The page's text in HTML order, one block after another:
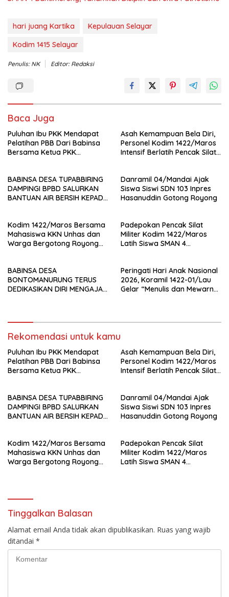
hari juang Kartika
Kepulauan Selayar
Kodim 1415 Selayar
Penulis: NK Editor: Redaksi
Baca Juga
Puluhan Ibu PKK Mendapat
Pelatihan PBB Dari Babinsa
Bersama Ketua PKK
Asah Kemampuan Bela Diri,
Personel Kodim 1422/Maros
Intensif Berlatih Pencak Silat
BABINSA DESA TUPABBIRING
DAMPINGI BPBD SALURKAN
BANTUAN AIR BERSIH KEPADA
Danramil 04/Mandai Ajak
Siswa Siswi SDN 103 Inpres
Hasanuddin Gotong Royong
Kodim 1422/Maros Bersama
Mahasiswa KKN Unhas dan
Warga Bergotong Royong
Padepokan Pencak Silat
Militer Kodim 1422/Maros
Latih Siswa SMAN 4
BABINSA DESA
BONTOMANURUNG TERUS
DEDIKASIKAN DIRI MENGAJAR
Peringati Hari Anak Nasional
2026, Koramil 1422-01/Lau
Gelar “Menulis dan Mewarnai
Rekomendasi untuk kamu
Puluhan Ibu PKK Mendapat
Pelatihan PBB Dari Babinsa
Bersama Ketua PKK
Asah Kemampuan Bela Diri,
Personel Kodim 1422/Maros
Intensif Berlatih Pencak Silat
BABINSA DESA TUPABBIRING
DAMPINGI BPBD SALURKAN
BANTUAN AIR BERSIH KEPADA
Danramil 04/Mandai Ajak
Siswa Siswi SDN 103 Inpres
Hasanuddin Gotong Royong
Kodim 1422/Maros Bersama
Mahasiswa KKN Unhas dan
Warga Bergotong Royong
Padepokan Pencak Silat
Militer Kodim 1422/Maros
Latih Siswa SMAN 4
Tinggalkan Balasan
Alamat email Anda tidak akan dipublikasikan. Ruas yang wajib
ditandai *